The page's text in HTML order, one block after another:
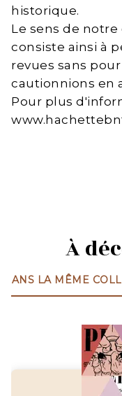
historique.
Le sens de
consiste ainsi à
revues sans
cautionnions en
Pour plus
À
DANS LA MÊME